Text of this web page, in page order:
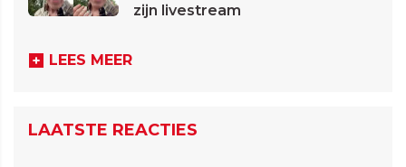
zijn livestream
LEES MEER
LAATSTE REACTIES